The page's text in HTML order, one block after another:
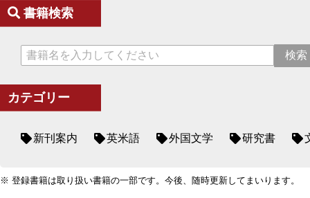
書籍検索
カテゴリー
新刊案内 英米語 外国文学 研究書
※ 登録書籍は取り扱い書籍の一部です。今後、随時更新してまいります。